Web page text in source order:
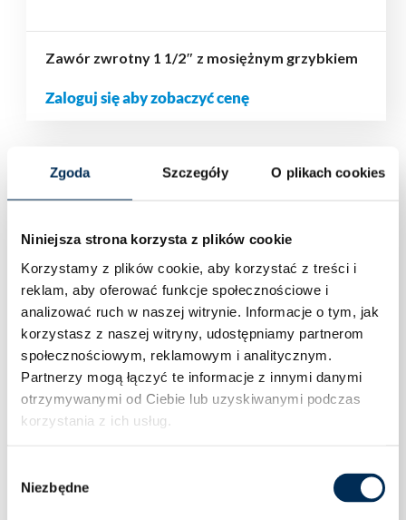
Zgoda Szczegóły O plikach cookies
Niniejsza strona korzysta z plików cookie
Korzystamy z plików cookie, aby korzystać z treści i
reklam, aby oferować funkcje społecznościowe i
analizować ruch w naszej witrynie. Informacje o tym, jak
korzystasz z naszej witryny, udostępniamy partnerom
społecznościowym, reklamowym i analitycznym.
Partnerzy mogą łączyć te informacje z innymi danymi
otrzymywanymi od Ciebie lub uzyskiwanymi podczas
korzystania z ich usług.
zgody
Niezbędne
Zawór zwrotny 1 1/2″ z mosiężnym grzybkiem
Zaloguj się aby zobaczyć cenę